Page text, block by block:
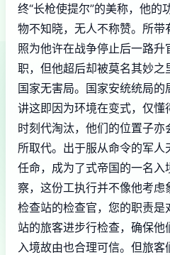
终“长枪使提尔”的美称，他的
物不知晓，无人不称赞。所
照为他许在战争停止后一路
职，但他超后却被莫名其妙之
国家无害局。国家安统统局的
讲这即因为环境在变式，仅
时刻代淘汰，他们的位置子亦
所取代。出于服从命令的军
任命，成为了式帝国的一名入
察，这份工执行并不像他考
检查站的检查官，您的职责
站的旅客进步行检查，确保他
入境故由也合理可信。但旅